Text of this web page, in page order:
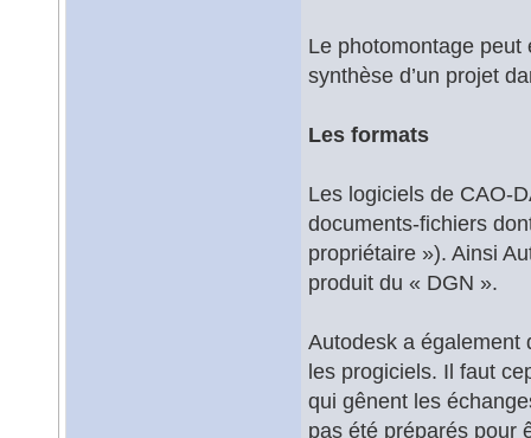
Le photomontage peut
synthèse d’un projet
Les formats
Les logiciels de CAO-
documents-fichiers
propriétaire »). Ainsi
produit du « DGN ».
Autodesk a également
les progiciels. Il faut
qui gênent les
pas été préparés pour